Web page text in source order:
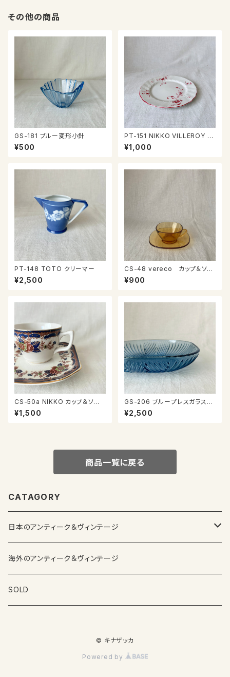
その他の商品
GS-181 ブルー変形小針
¥500
PT-151 NIKKO VILLEROY &
BOCH Wネームプレート
¥1,000
PT-148 TOTO クリーマー
¥2,500
CS-48 vereco カップ＆ソー
サー
¥900
CS-50a NIKKO カップ＆ソー
サー
¥1,500
GS-206 ブループレスガラスの
器
¥2,500
商品一覧に戻る
CATAGORY
日本のアンティーク＆ヴィンテージ
カップ＆ソーサー
ガラス製品
海外のアンティーク＆ヴィンテージ
SOLD
© キナザッカ
Powered by